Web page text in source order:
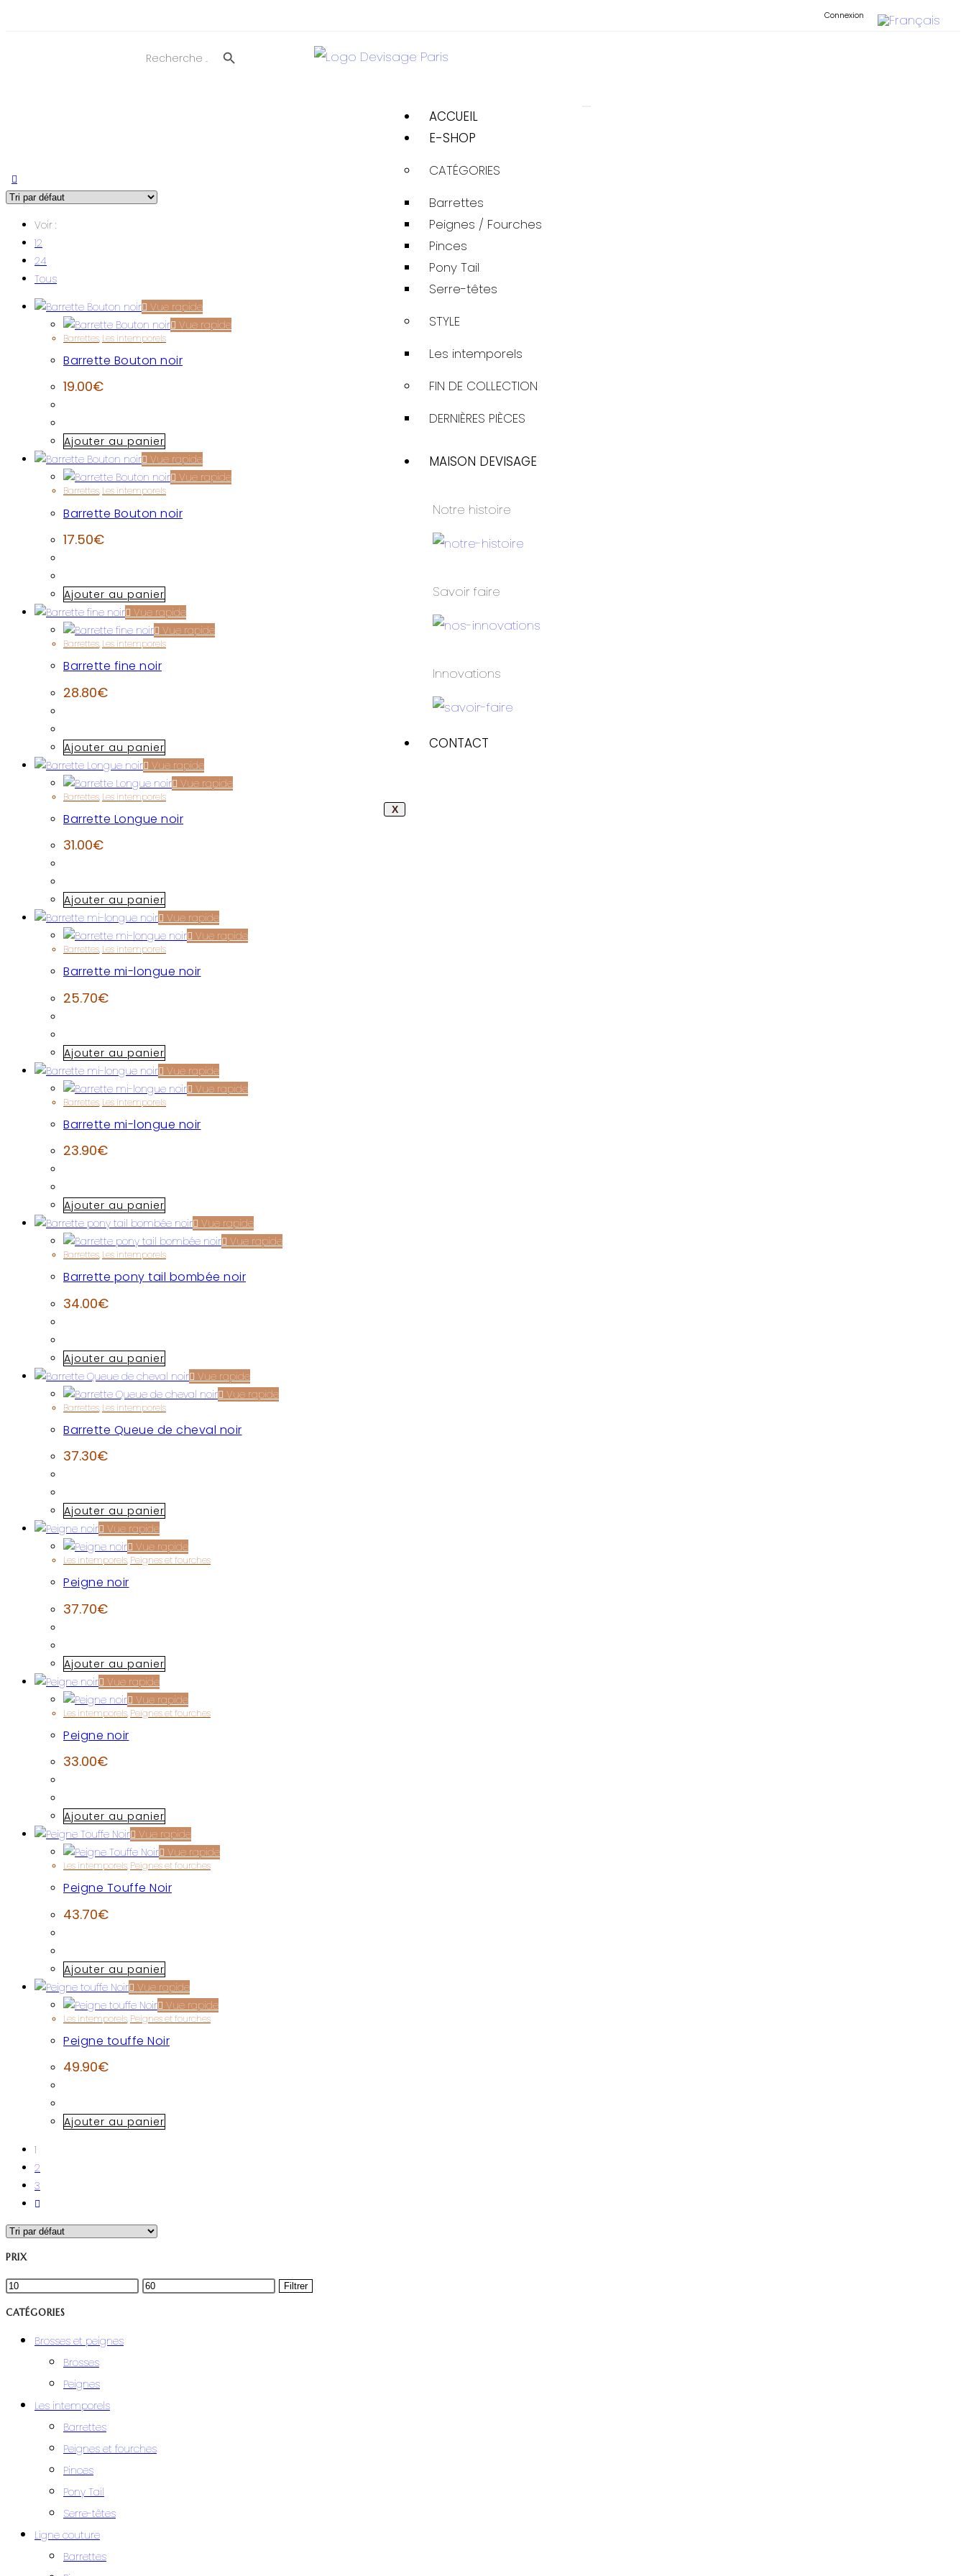
Connexion
Search
for:
ACCUEIL
E-SHOP
CATÉGORIES
Barrettes
Peignes / Fourches
Pinces
Pony Tail
Serre-têtes
STYLE
Les intemporels
FIN DE COLLECTION
DERNIÈRES PIÈCES
MAISON DEVISAGE
Notre histoire
Savoir faire
Innovations
CONTACT
X
Voir :
12
24
Tous
Vue rapide
Vue rapide
Barrettes, Les intemporels
Barrette Bouton noir
19.00€
Ajouter au panier
Vue rapide
Vue rapide
Barrettes, Les intemporels
Barrette Bouton noir
17.50€
Ajouter au panier
Vue rapide
Vue rapide
Barrettes, Les intemporels
Barrette fine noir
28.80€
Ajouter au panier
Vue rapide
Vue rapide
Barrettes, Les intemporels
Barrette Longue noir
31.00€
Ajouter au panier
Vue rapide
Vue rapide
Barrettes, Les intemporels
Barrette mi-longue noir
25.70€
Ajouter au panier
Vue rapide
Vue rapide
Barrettes, Les intemporels
Barrette mi-longue noir
23.90€
Ajouter au panier
Vue rapide
Vue rapide
Barrettes, Les intemporels
Barrette pony tail bombée noir
34.00€
Ajouter au panier
Vue rapide
Vue rapide
Barrettes, Les intemporels
Barrette Queue de cheval noir
37.30€
Ajouter au panier
Vue rapide
Vue rapide
Les intemporels, Peignes et fourches
Peigne noir
37.70€
Ajouter au panier
Vue rapide
Vue rapide
Les intemporels, Peignes et fourches
Peigne noir
33.00€
Ajouter au panier
Vue rapide
Vue rapide
Les intemporels, Peignes et fourches
Peigne Touffe Noir
43.70€
Ajouter au panier
Vue rapide
Vue rapide
Les intemporels, Peignes et fourches
Peigne touffe Noir
49.90€
Ajouter au panier
1
2
3
PRIX
Filtrer
CATÉGORIES
Brosses et peignes
Brosses
Peignes
Les intemporels
Barrettes
Peignes et fourches
Pinces
Pony Tail
Serre-têtes
Ligne couture
Barrettes